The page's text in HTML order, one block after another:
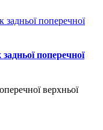
поперечної
верхньої